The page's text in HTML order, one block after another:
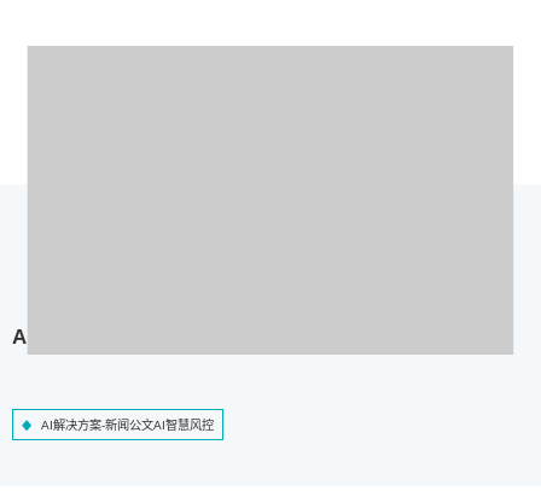
AI解决方案-新闻公文AI智慧风控
AI解决方案-新闻公文AI智慧风控